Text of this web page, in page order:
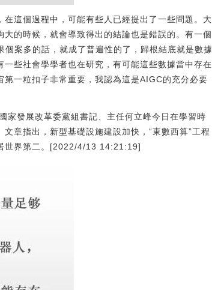
這個過程中，可能有些人已經提出了一些問題。大
的時候，就會導致得出的結論也是錯誤的。有一個
案多的話，就成了普遍性的了，歸根結底就是數據
些社會學學者也在研究，有可能這些數據當中存在
一粒扣子非常重要，我認為這是AIGC的充分必要
家發展改革委黨組書記、主任何立峰今日在學習時
章指出，新型基礎設施建設加快，“東數西算”工程
世界第二。[2022/4/13 14:21:19]